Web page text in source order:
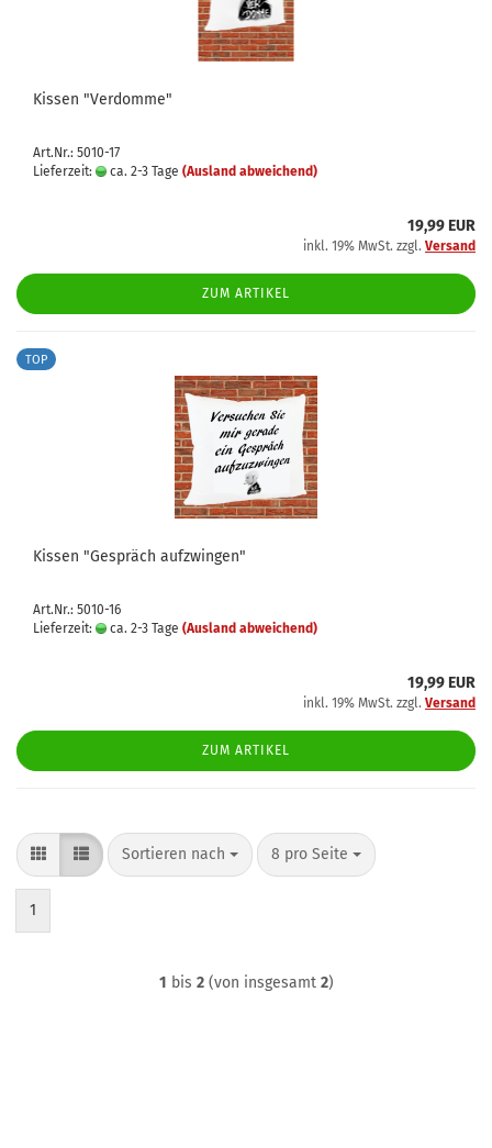
Kissen "Verdomme"
Art.Nr.: 5010-17
Lieferzeit:
ca. 2-3 Tage (Ausland abweichend)
19,99 EUR
inkl. 19% MwSt. zzgl. Versand
ZUM ARTIKEL
TOP
Kissen "Gespräch aufzwingen"
Art.Nr.: 5010-16
Lieferzeit:
ca. 2-3 Tage (Ausland abweichend)
19,99 EUR
inkl. 19% MwSt. zzgl. Versand
ZUM ARTIKEL
Sortieren nach
Sortieren nach 8 pro Seite
pro Seite
1
1 bis 2(von insgesamt 2)